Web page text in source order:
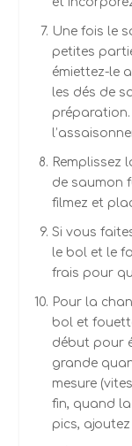
Une fois le
petites
émiettez-le
les dés de
préparation.
Remplissez
de saumon
filmez et
Si vous
le bol et le
frais pour
Pour la
bol et
début pour
grande
mesure
fin, quand
pics,